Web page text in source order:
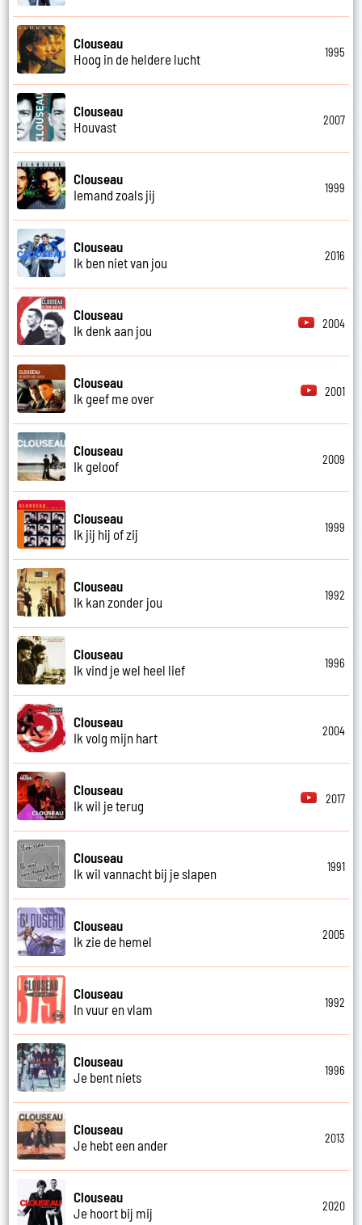
Clouseau
Hoog in de heldere lucht
1995
Clouseau
Houvast
2007
Clouseau
Iemand zoals jij
1999
Clouseau
Ik ben niet van jou
2016
Clouseau
Ik denk aan jou
2004
Clouseau
Ik geef me over
2001
Clouseau
Ik geloof
2009
Clouseau
Ik jij hij of zij
1999
Clouseau
Ik kan zonder jou
1992
Clouseau
Ik vind je wel heel lief
1996
Clouseau
Ik volg mijn hart
2004
Clouseau
Ik wil je terug
2017
Clouseau
Ik wil vannacht bij je slapen
1991
Clouseau
Ik zie de hemel
2005
Clouseau
In vuur en vlam
1992
Clouseau
Je bent niets
1996
Clouseau
Je hebt een ander
2013
Clouseau
Je hoort bij mij
2020